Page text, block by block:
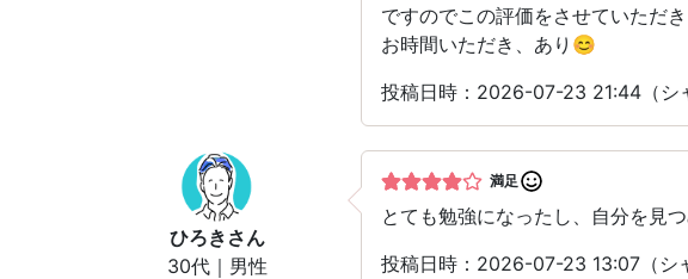
ですのでこの評価をさせていただき
お時間いただき、あり😊
投稿日時：2026-07-23 21:44（シ
ひろき さん
30代｜男性
満足
とても勉強になったし、自分を見
投稿日時：2026-07-23 13:07（シ